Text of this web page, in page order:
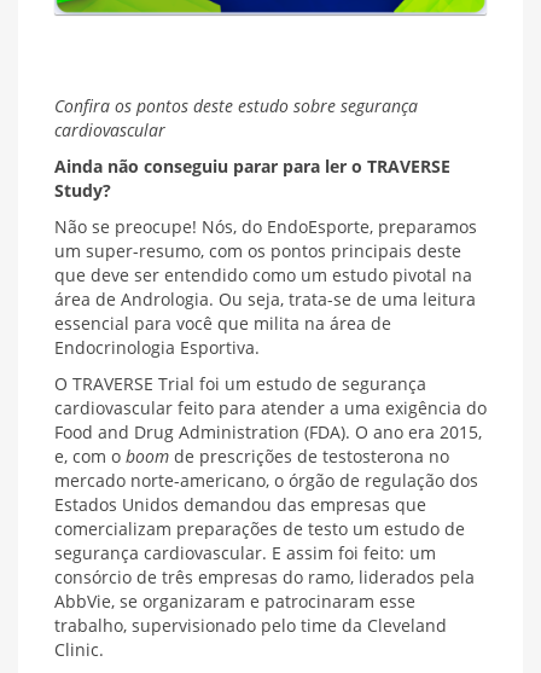
Confira os pontos deste estudo sobre segurança
cardiovascular
Ainda não conseguiu parar para ler o TRAVERSE
Study?
Não se preocupe! Nós, do EndoEsporte, preparamos
um super-resumo, com os pontos principais deste
que deve ser entendido como um estudo pivotal na
área de Andrologia. Ou seja, trata-se de uma leitura
essencial para você que milita na área de
Endocrinologia Esportiva.
O TRAVERSE Trial foi um estudo de segurança
cardiovascular feito para atender a uma exigência do
Food and Drug Administration (FDA). O ano era 2015,
e, com o boom de prescrições de testosterona no
mercado norte-americano, o órgão de regulação dos
Estados Unidos demandou das empresas que
comercializam preparações de testo um estudo de
segurança cardiovascular. E assim foi feito: um
consórcio de três empresas do ramo, liderados pela
AbbVie, se organizaram e patrocinaram esse
trabalho, supervisionado pelo time da Cleveland
Clinic.